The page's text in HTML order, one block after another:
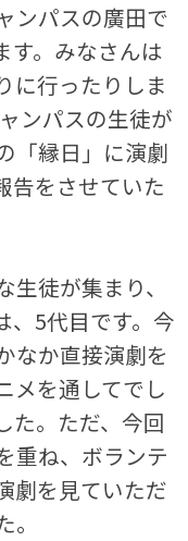
ンパスの廣田で
す。みなさんは
に行ったりしま
ンパスの生徒が
「縁日」に演劇
告をさせていた
徒が集まり、
、5代目です。今
なか直接演劇を
メを通してでし
た。ただ、今回
重ね、ボランテ
劇を見ていただ